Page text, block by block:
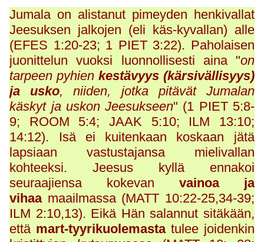
Jumala on alistanut pimeyden henkivallat
Jeesuksen jalkojen (eli käs-kyvallan) alle
(EFES 1:20-23; 1 PIET 3:22). Paholaisen
juonittelun vuoksi luonnollisesti aina "on
tarpeen pyhien kestävyys (kärsivällisyys)
ja
usko, niiden, jotka pitävät Jumalan
käskyt ja uskon Jeesukseen" (1 PIET 5:8-
9; ROOM 5:4; JAAK 5:10; ILM 13:10;
14:12). Isä ei kuitenkaan koskaan jätä
lapsiaan vastustajansa mielivallan
kohteeksi. Jeesus kyllä ennakoi
seuraajiensa kokevan vainoa ja
vihaa maailmassa (MATT 10:22-25,34-39;
ILM 2:10,13). Eikä Hän salannut sitäkään,
että mart-tyyrikuolemastatulee joidenkin